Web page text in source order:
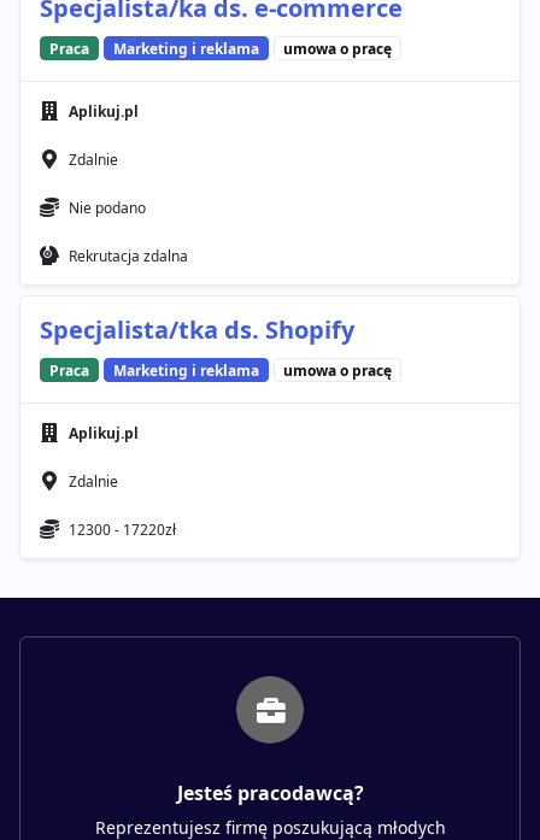
Specjalista/ka ds. e-commerce
Praca Marketing i reklama umowa o pracę
Aplikuj.pl
Zdalnie
Nie podano
Rekrutacja zdalna
Specjalista/tka ds. Shopify
Praca Marketing i reklama umowa o pracę
Aplikuj.pl
Zdalnie
12300 - 17220zł
Jesteś pracodawcą?
Reprezentujesz firmę poszukującą młodych